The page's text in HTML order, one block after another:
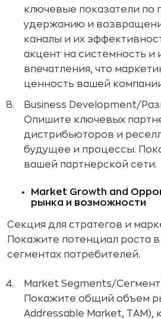
ключевые показатели по
удержанию и
каналы и их
акцент на системность и
впечатления, что
ценность вашей
Business Development/
Опишите ключевых
дистрибьюторов и
будущее и процессы.
вашей партнерской сети.
Market Growth and
рынка и возможности
Секция для стратегов и
Покажите потенциал роста
сегментах потребителей.
Market Segments/
Покажите общий объем
Addressable Market, TAM),